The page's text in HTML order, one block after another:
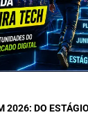
2026: DO